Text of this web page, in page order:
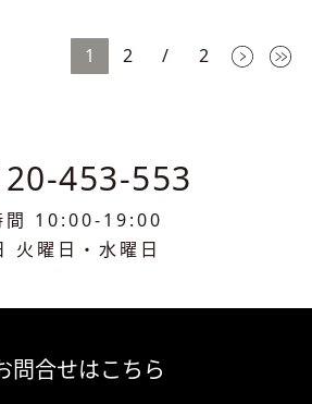
1 2 / 2
453-553
間 10:00-19:00
火曜日・水曜日
問合せはこちら